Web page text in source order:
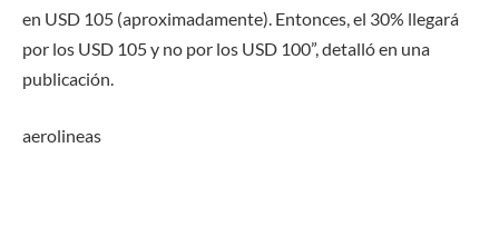
en USD 105 (aproximadamente). Entonces, el 30% llegará
por los USD 105 y no por los USD 100”, detalló en una
publicación.
aerolineas